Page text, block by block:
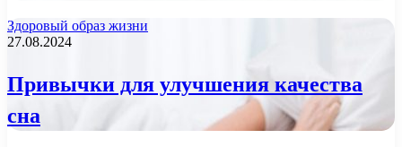
Здоровый образ жизни
27.08.2024
Привычки для улучшения качества
сна